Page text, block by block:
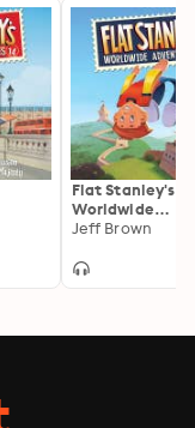
a
Flat Stanley's
Worldwide
Adventures #7:
Wonders
Jeff Brown